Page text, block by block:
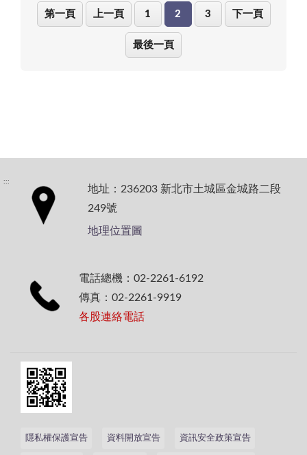
第一頁 上一頁 1 2 3 下一頁
最後一頁
:::
地址：236203 新北市土城區金城路二段
249號
地理位置圖
電話總機：02-2261-6192
傳真：02-2261-9919
各股連絡電話
隱私權保護宣告 資料開放宣告 資訊安全政策宣告